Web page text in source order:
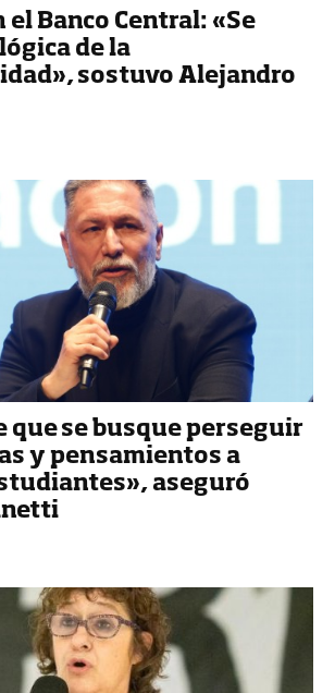
el Banco Central: «Se
de la
sostuvo Alejandro
que se busque perseguir
y pensamientos a
aseguró